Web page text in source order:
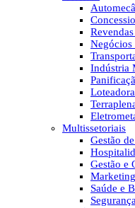
Negócios
Indústria
Multissetoriais
Gestão
Gestão e
Marketing
Saúde e